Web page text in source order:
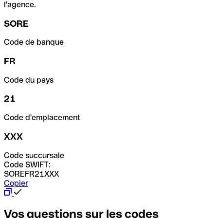
l'agence.
SORE
Code de banque
FR
Code du pays
21
Code d'emplacement
XXX
Code succursale
Code SWIFT:
SOREFR21XXX
Copier
Vos questions sur les codes